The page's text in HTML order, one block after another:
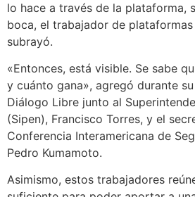
lo hace a través de la plataforma,
boca, el trabajador de
subrayó.
«Entonces, está visible. Se sabe
y cuánto gana», agregó durante
Diálogo Libre junto al
(Sipen), Francisco Torres, y el
Conferencia Interamericana de
Pedro Kumamoto.
Asimismo, estos trabajadores